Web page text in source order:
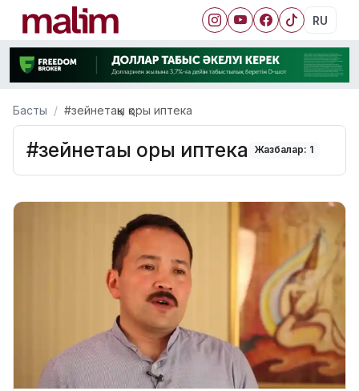
RU
Басты #зейнетақы қоры иптека
#зейнетақы қоры иптека Жазбалар: 1